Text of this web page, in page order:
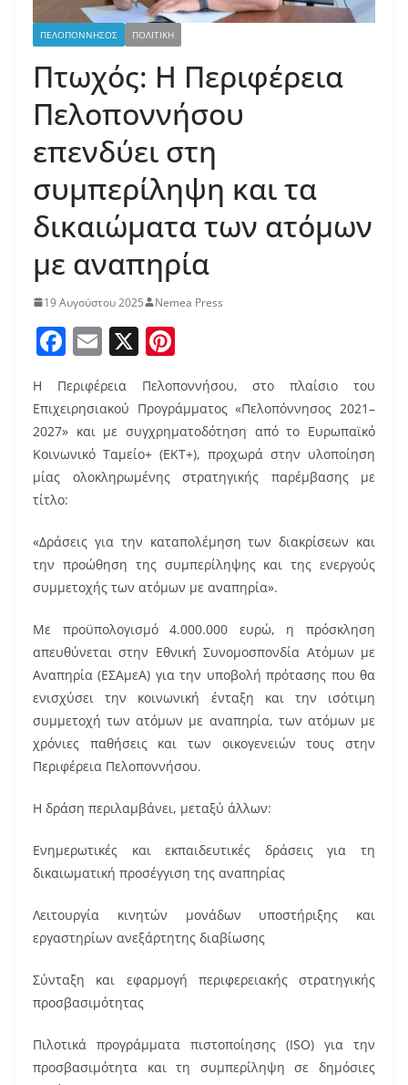
ΠΕΛΟΠΟΝΝΗΣΟΣ ΠΟΛΙΤΙΚΗ
Πτωχός: Η Περιφέρεια
Πελοποννήσου
επενδύει στη
συμπερίληψη και τα
δικαιώματα των ατόμων
με αναπηρία
19 Αυγούστου 2025 Nemea Press
F
c
e
b
o
o
k
E
ai
l
X
er
e
st
Η Περιφέρεια Πελοποννήσου, στο πλαίσιο του
Επιχειρησιακού Προγράμματος «Πελοπόννησος 2021–
2027» και με συγχρηματοδότηση από το Ευρωπαϊκό
Κοινωνικό Ταμείο+ (ΕΚΤ+), προχωρά στην υλοποίηση
μίας ολοκληρωμένης στρατηγικής παρέμβασης με
τίτλο:
«Δράσεις για την καταπολέμηση των διακρίσεων και
την προώθηση της συμπερίληψης και της ενεργούς
συμμετοχής των ατόμων με αναπηρία».
Με προϋπολογισμό 4.000.000 ευρώ, η πρόσκληση
απευθύνεται στην Εθνική Συνομοσπονδία Ατόμων με
Αναπηρία (ΕΣΑμεΑ) για την υποβολή πρότασης που θα
ενισχύσει την κοινωνική ένταξη και την ισότιμη
συμμετοχή των ατόμων με αναπηρία, των ατόμων με
χρόνιες παθήσεις και των οικογενειών τους στην
Περιφέρεια Πελοποννήσου.
Η δράση περιλαμβάνει, μεταξύ άλλων:
Ενημερωτικές και εκπαιδευτικές δράσεις για τη
δικαιωματική προσέγγιση της αναπηρίας
Λειτουργία κινητών μονάδων υποστήριξης και
εργαστηρίων ανεξάρτητης διαβίωσης
Σύνταξη και εφαρμογή περιφερειακής στρατηγικής
προσβασιμότητας
Πιλοτικά προγράμματα πιστοποίησης (ISO) για την
προσβασιμότητα και τη συμπερίληψη σε δημόσιες